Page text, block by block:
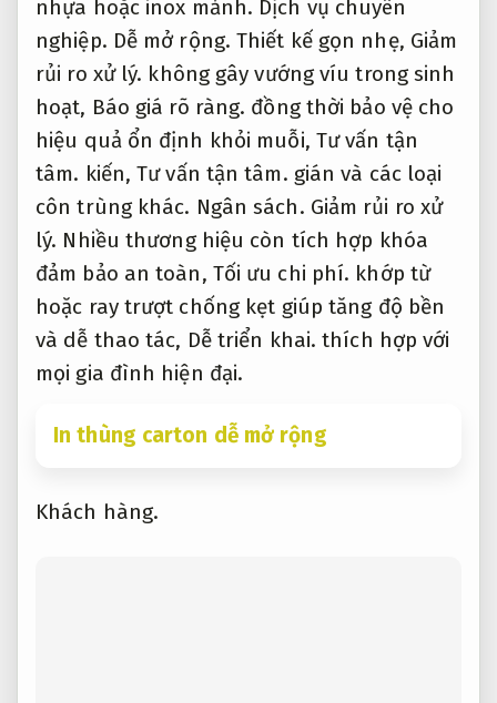
hoặc ray trượt chống kẹt giúp tăng độ bền
và dễ thao tác,Dễ triển khai. thích hợp với
mọi gia đình hiện đại.
In thùng carton dễ mở rộng
Khách hàng.
Chuyên môn.
Các bước thực hiện triển khai thi
vấn tận tâm.